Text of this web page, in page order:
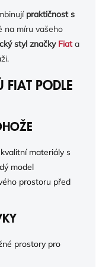
praktičnost s
na míru vašeho
styl značky Fiata
FIAT PODLE
materiály s
model
prostoru před
prostory pro